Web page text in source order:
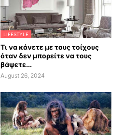
LIFESTYLE
Τι να κάνετε με τους τοίχους
όταν δεν μπορείτε να τους
βάψετε...
August 26, 2024